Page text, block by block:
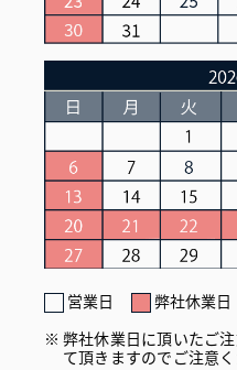
営業日 弊社休業日
弊社休業日に頂いたご
て頂きますのでご注意く